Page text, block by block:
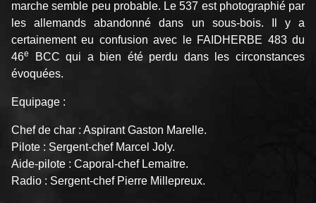
marche semble peu probable. Le 537 est photographié par
les allemands abandonné dans un sous-bois. Il y a
certainement eu confusion avec le FAIDHERBE 483 du
46e
BCC qui a bien été perdu dans les circonstances
évoquées.
Equipage :
Chef de char : Aspirant Gaston Marelle.
Pilote : Sergent-chef Marcel Joly.
Aide-pilote : Caporal-chef Lemaitre.
Radio : Sergent-chef Pierre Millepreux.